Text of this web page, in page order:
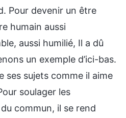
Pour devenir un être
humain aussi
aussi humilié, Il a dû
un exemple d’ici-bas.
ses sujets comme il aime
soulager les
commun, il se rend